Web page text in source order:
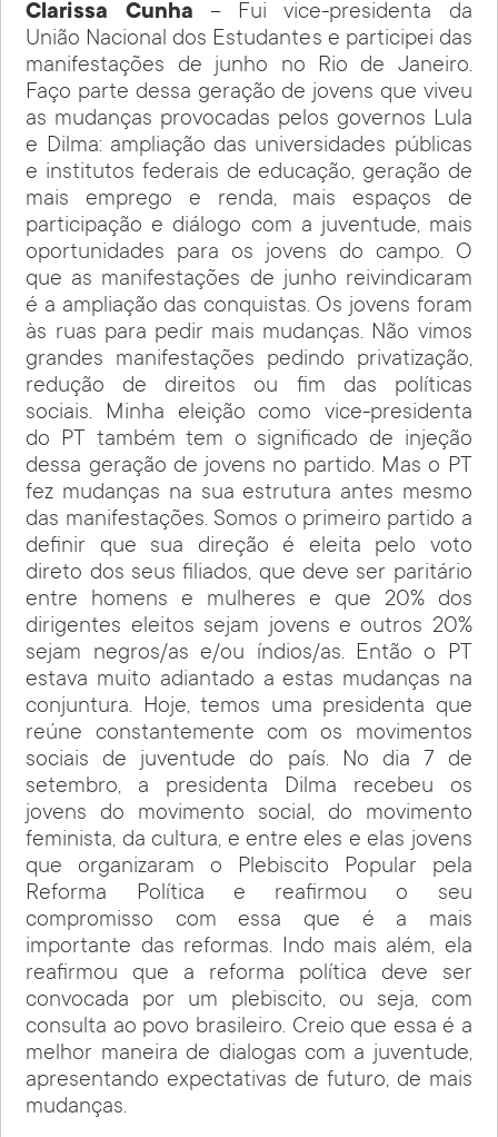
Clarissa Cunha – Fui vice-presidenta da
União Nacional dos Estudantes e participei das
manifestações de junho no Rio de Janeiro.
Faço parte dessa geração de jovens que viveu
as mudanças provocadas pelos governos Lula
e Dilma: ampliação das universidades públicas
e institutos federais de educação, geração de
mais emprego e renda, mais espaços de
participação e diálogo com a juventude, mais
oportunidades para os jovens do campo. O
que as manifestações de junho reivindicaram
é a ampliação das conquistas. Os jovens foram
às ruas para pedir mais mudanças. Não vimos
grandes manifestações pedindo privatização,
redução de direitos ou fim das políticas
sociais. Minha eleição como vice-presidenta
do PT também tem o significado de injeção
dessa geração de jovens no partido. Mas o PT
fez mudanças na sua estrutura antes mesmo
das manifestações. Somos o primeiro partido a
definir que sua direção é eleita pelo voto
direto dos seus filiados, que deve ser paritário
entre homens e mulheres e que 20% dos
dirigentes eleitos sejam jovens e outros 20%
sejam negros/as e/ou índios/as. Então o PT
estava muito adiantado a estas mudanças na
conjuntura. Hoje, temos uma presidenta que
reúne constantemente com os movimentos
sociais de juventude do país. No dia 7 de
setembro, a presidenta Dilma recebeu os
jovens do movimento social, do movimento
feminista, da cultura, e entre eles e elas jovens
que organizaram o Plebiscito Popular pela
Reforma Política e reafirmou o seu
compromisso com essa que é a mais
importante das reformas. Indo mais além, ela
reafirmou que a reforma política deve ser
convocada por um plebiscito, ou seja, com
consulta ao povo brasileiro. Creio que essa é a
melhor maneira de dialogas com a juventude,
apresentando expectativas de futuro, de mais
mudanças.